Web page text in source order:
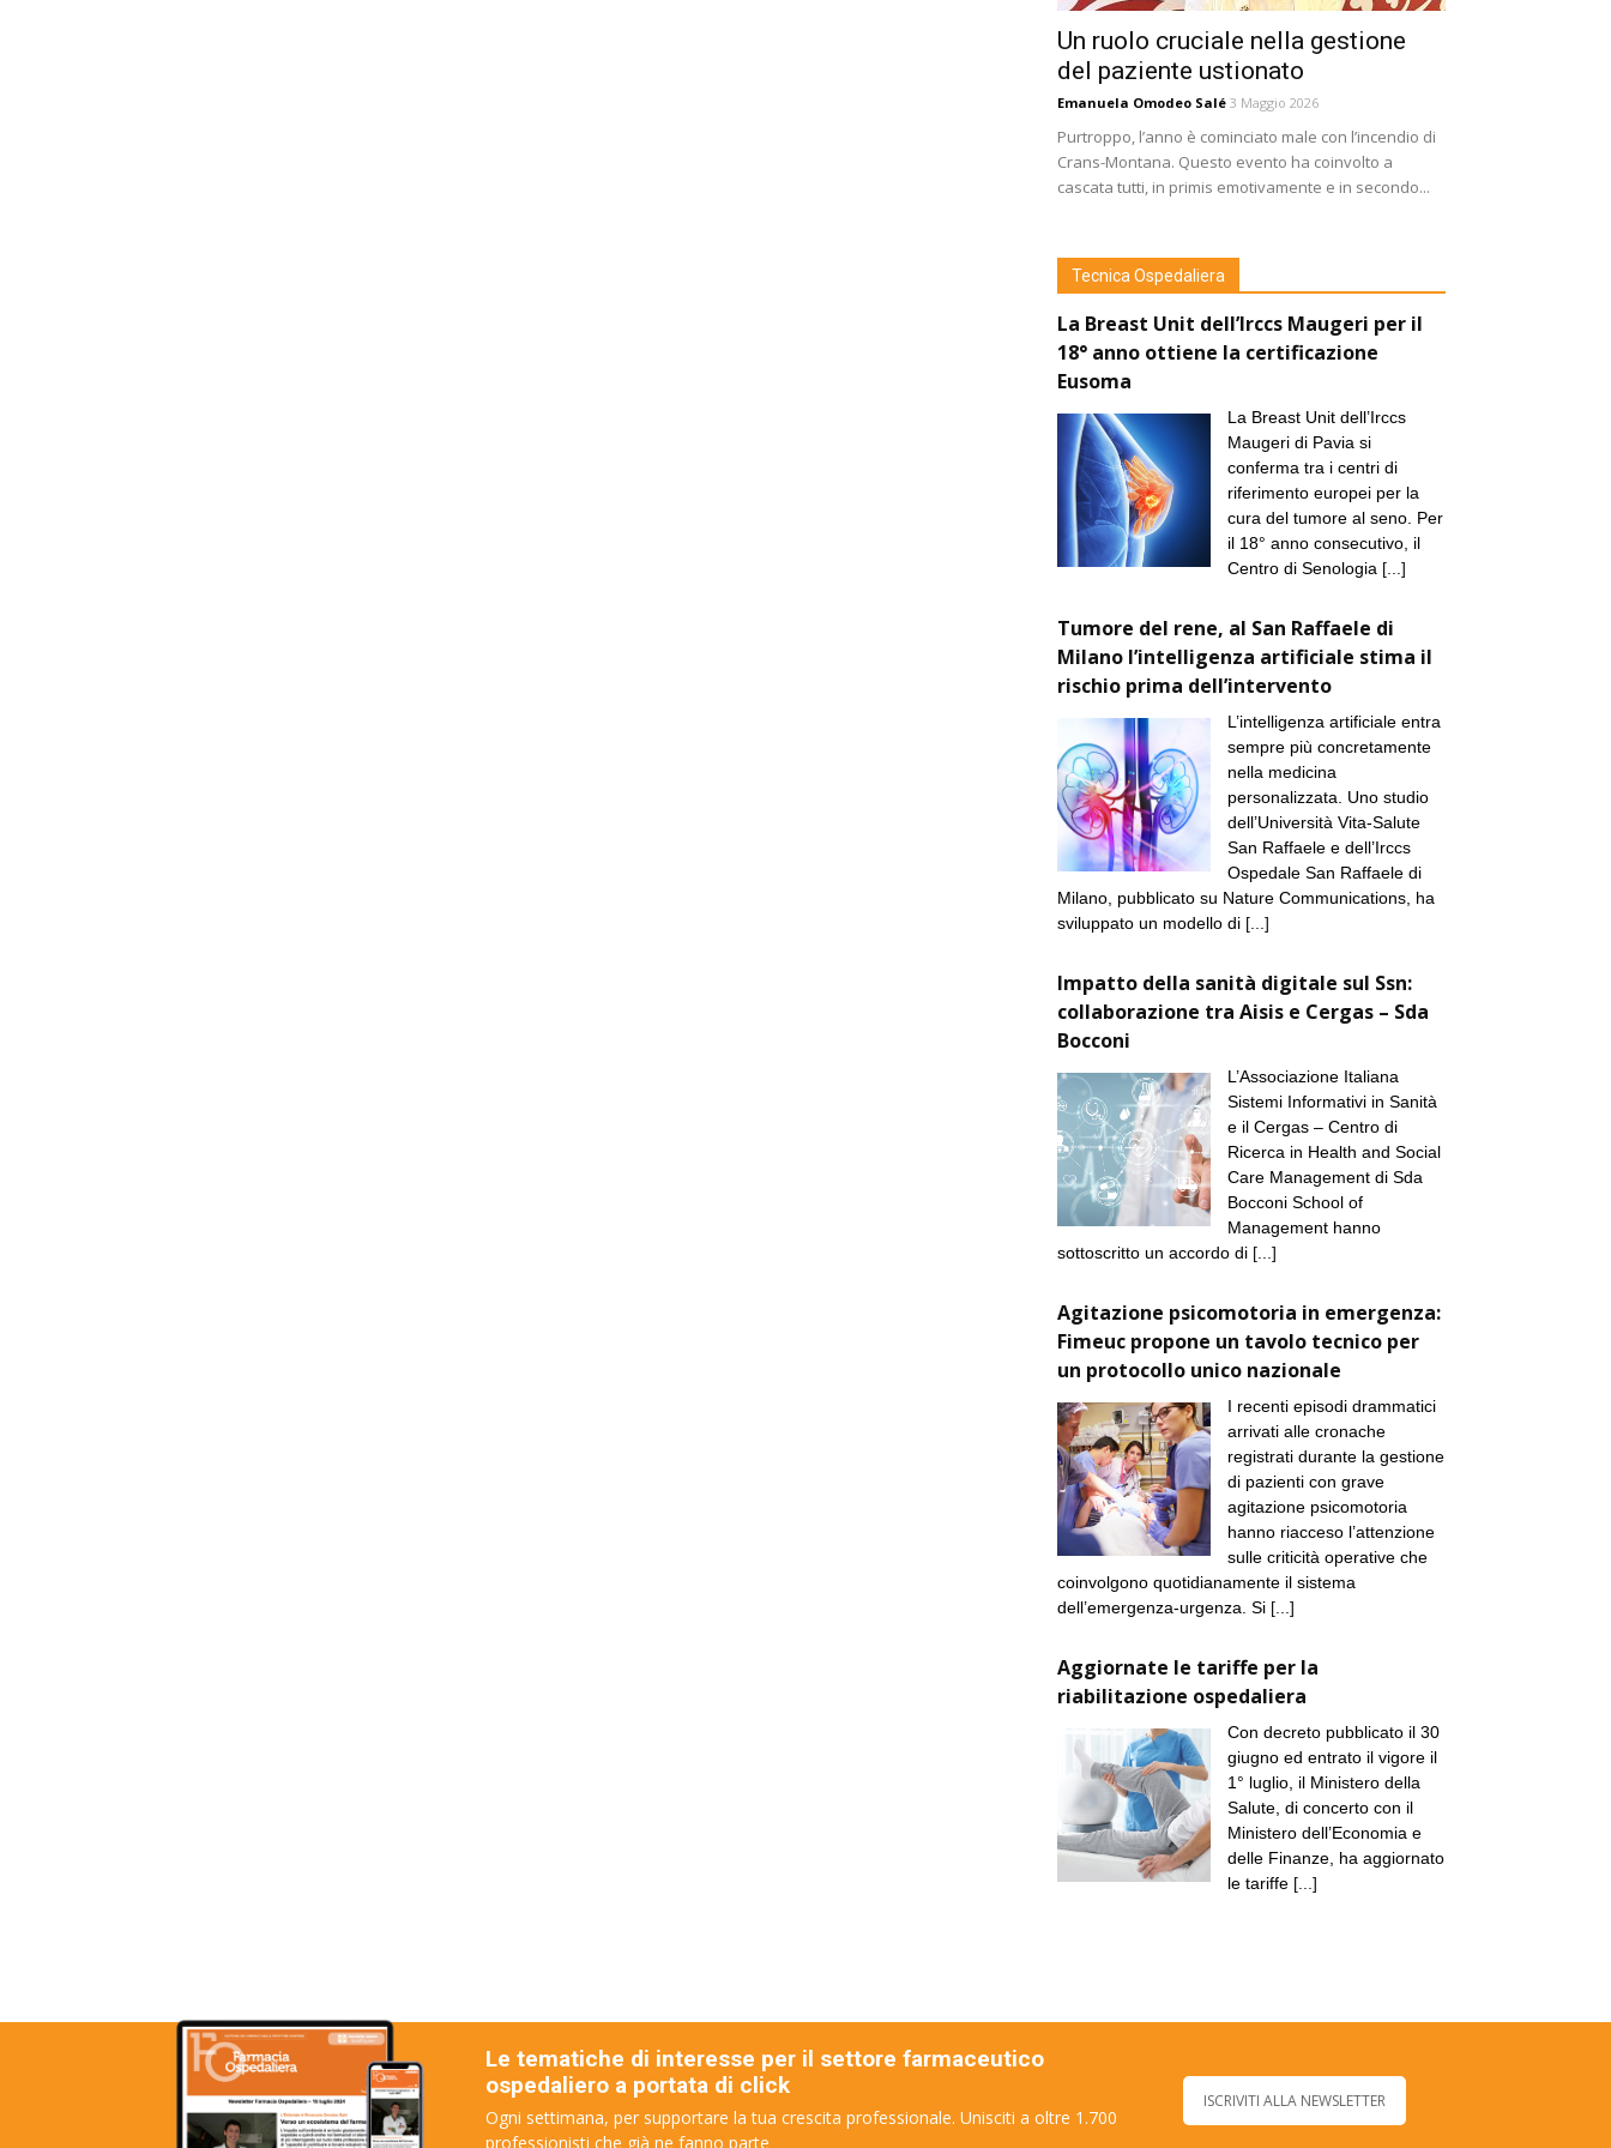
Un ruolo cruciale nella gestione
del paziente ustionato
Emanuela Omodeo Salé 3 Maggio 2026
Purtroppo, l’anno è cominciato male con l’incendio di
Crans-Montana. Questo evento ha coinvolto a
cascata tutti, in primis emotivamente e in secondo...
Tecnica Ospedaliera
La Breast Unit dell’Irccs Maugeri per il
18° anno ottiene la certificazione
Eusoma
La Breast Unit dell’Irccs
Maugeri di Pavia si
conferma tra i centri di
riferimento europei per la
cura del tumore al seno. Per
il 18° anno consecutivo, il
Centro di Senologia [...]
Tumore del rene, al San Raffaele di
Milano l’intelligenza artificiale stima il
rischio prima dell’intervento
L’intelligenza artificiale entra
sempre più concretamente
nella medicina
personalizzata. Uno studio
dell’Università Vita-Salute
San Raffaele e dell’Irccs
Ospedale San Raffaele di
Milano, pubblicato su Nature Communications, ha
sviluppato un modello di [...]
Impatto della sanità digitale sul Ssn:
collaborazione tra Aisis e Cergas – Sda
Bocconi
L’Associazione Italiana
Sistemi Informativi in Sanità
e il Cergas – Centro di
Ricerca in Health and Social
Care Management di Sda
Bocconi School of
Management hanno
sottoscritto un accordo di [...]
Agitazione psicomotoria in emergenza:
Fimeuc propone un tavolo tecnico per
un protocollo unico nazionale
I recenti episodi drammatici
arrivati alle cronache
registrati durante la gestione
di pazienti con grave
agitazione psicomotoria
hanno riacceso l’attenzione
sulle criticità operative che
coinvolgono quotidianamente il sistema
dell’emergenza-urgenza. Si [...]
Aggiornate le tariffe per la
riabilitazione ospedaliera
Con decreto pubblicato il 30
giugno ed entrato il vigore il
1° luglio, il Ministero della
Salute, di concerto con il
Ministero dell’Economia e
delle Finanze, ha aggiornato
le tariffe [...]
Le tematiche di interesse per il settore farmaceutico
ospedaliero a portata di click
Ogni settimana, per supportare la tua crescita professionale. Unisciti a oltre 1.700
professionisti che già ne fanno parte
ISCRIVITI ALLA NEWSLETTER